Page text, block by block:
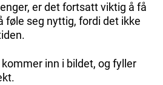
er det fortsatt viktig å få
føle seg nyttig, fordi det ikke
inn i bildet, og fyller